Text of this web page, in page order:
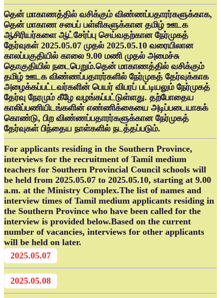
தென் மாகாணத்தில் வசிக்கும் விண்ணப்பதாரர்களுக்காக,
தென் மாகாண சபைப் பள்ளிகளுக்கான தமிழ் ஊடக
ஆசிரியர்களை ஆட்சேர்ப்பு செய்வதற்கான நேர்முகத்
தேர்வுகள் 2025.05.07 முதல் 2025.05.10 வரையிலான
காலப்பகுதியில் காலை 9.00 மணி முதல் அமைச்சு
தொகுதியில் நடைபெறும்.தென் மாகாணத்தில் வசிக்கும்
தமிழ் ஊடக விண்ணப்பதாரர்களில் நேர்முகத் தேர்வுக்காக
அழைக்கப்பட்டவர்களின் பெயர் விபரப் பட்டியலும் நேர்முகத்
தேர்வு நேரமும் கீழே வழங்கப்பட்டுள்ளது. தற்போதைய
காலிப்பணியிடங்களின் எண்ணிக்கையை அடிப்படையாகக்
கொண்டு, பிற விண்ணப்பதாரர்களுக்கான நேர்முகத்
தேர்வுகள் பிந்தைய நாள்களில் நடத்தப்படும்.
For applicants residing in the Southern Province,
interviews for the recruitment of Tamil medium
teachers for Southern Provincial Council schools will
be held from 2025.05.07 to 2025.05.10, starting at 9.00
a.m. at the Ministry Complex.The list of names and
interview times of Tamil medium applicants residing in
the Southern Province who have been called for the
interview is provided below.Based on the current
number of vacancies, interviews for other applicants
will be held on later.
2025.05.07
2025.05.08